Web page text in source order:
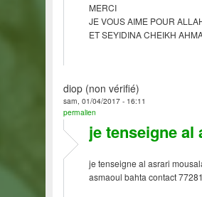
MERCI
JE VOUS AIME POUR
ET SEYIDINA CHEIKH
diop (non vérifié)
sam, 01/04/2017 - 16:11
permalien
je tenseigne al
je tenseigne al asrari
asmaoul bahta contact